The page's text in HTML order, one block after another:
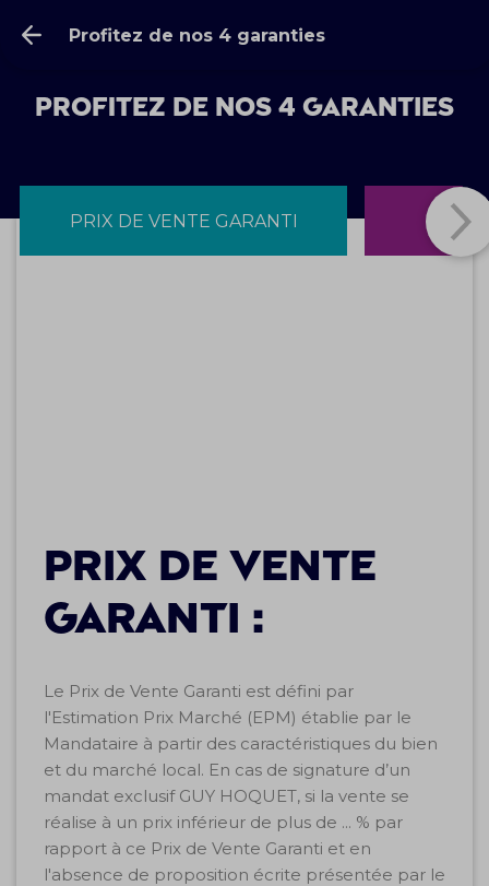
Profitez de nos 4 garanties
Profitez de nos 4 garanties
PRIX DE VENTE GARANTI
Prix de Vente
Garanti :
Le Prix de Vente Garanti est défini par
l'Estimation Prix Marché (EPM) établie par le
Mandataire à partir des caractéristiques du bien
et du marché local. En cas de signature d’un
mandat exclusif GUY HOQUET, si la vente se
réalise à un prix inférieur de plus de ... % par
rapport à ce Prix de Vente Garanti et en
l'absence de proposition écrite présentée par le